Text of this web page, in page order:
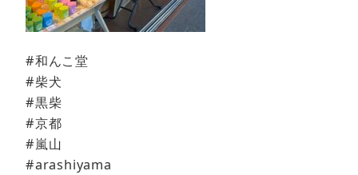
#和んこ堂
#柴犬
#黒柴
#京都
#嵐山
#arashiyama